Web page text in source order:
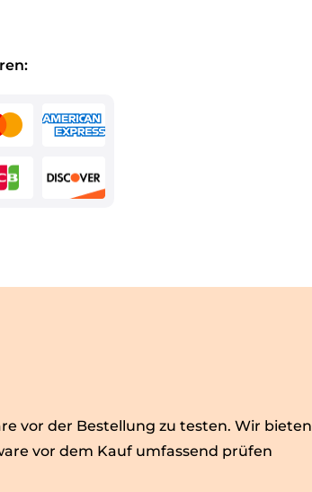
vor der Bestellung zu testen. Wir bieten
vor dem Kauf umfassend prüfen